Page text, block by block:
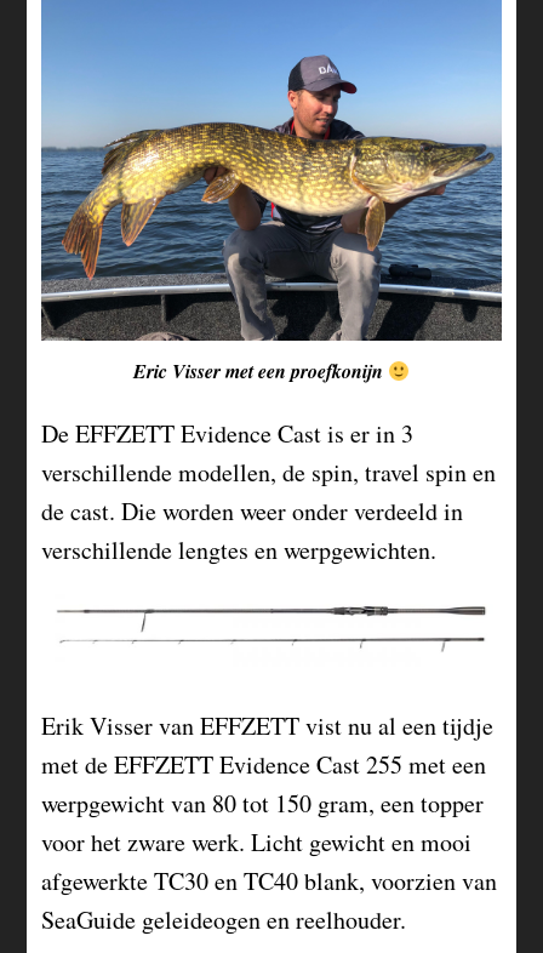
Eric Visser met een proefkonijn
De EFFZETT Evidence Cast is er in 3
verschillende modellen, de spin, travel spin en
de cast. Die worden weer onder verdeeld in
verschillende lengtes en werpgewichten.
Erik Visser van EFFZETT vist nu al een tijdje
met de EFFZETT Evidence Cast 255 met een
werpgewicht van 80 tot 150 gram, een topper
voor het zware werk. Licht gewicht en mooi
afgewerkte TC30 en TC40 blank, voorzien van
SeaGuide geleideogen en reelhouder.